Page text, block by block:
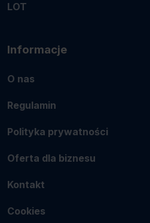
LOT
Informacje
O nas
Regulamin
Polityka prywatności
Oferta dla biznesu
Kontakt
Cookies